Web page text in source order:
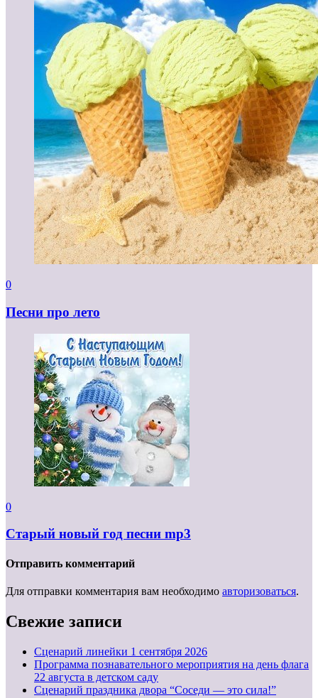
0
Песни про лето
0
Старый новый год песни mp3
Отправить комментарий
Для отправки комментария вам необходимо авторизоваться.
Свежие записи
Cценарий линейки 1 сентября 2026
Программа познавательного мероприятия на день флага
22 августа в детском саду
Сценарий праздника двора “Соседи — это сила!”